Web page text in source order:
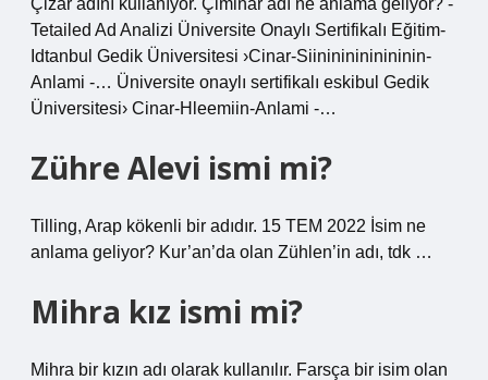
Çizar adını kullanıyor. Çiminar adı ne anlama geliyor? -
Tetailed Ad Analizi Üniversite Onaylı Sertifikalı Eğitim-
Idtanbul Gedik Üniversitesi ›Cinar-Siinininininininin-
Anlami -… Üniversite onaylı sertifikalı eskibul Gedik
Üniversitesi› Cinar-Hleemiin-Anlami -…
Zühre Alevi ismi mi?
Tilling, Arap kökenli bir adıdır. 15 TEM 2022 İsim ne
anlama geliyor? Kur’an’da olan Zühlen’in adı, tdk …
Mihra kız ismi mi?
Mihra bir kızın adı olarak kullanılır. Farsça bir isim olan